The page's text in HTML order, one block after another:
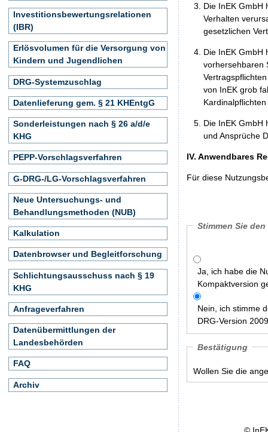
Die InEK GmbH
Verhalten
gesetzlichen
Die InEK GmbH
vorhersehbaren
von InEK grob
Die InEK GmbH
und Ansprüche
IV. Anwendbares
Für diese
Stimmen Sie
Ja, ich habe die
Kompaktversion
Nein, ich stimme
DRG-Version
Bestätigung
Wollen Sie die
Investitionsbewertungsrelationen
(IBR)
Erlösvolumen für die Versorgung von
Kindern und Jugendlichen
DRG-Systemzuschlag
Datenlieferung gem. § 21 KHEntgG
Sonderleistungen nach § 26 a/d/e
KHG
PEPP-Vorschlagsverfahren
G-DRG-/LG-Vorschlagsverfahren
Neue Untersuchungs- und
Behandlungsmethoden (NUB)
Kalkulation
Datenbrowser und Begleitforschung
Schlichtungsausschuss nach § 19
KHG
Anfrageverfahren
Datenübermittlungen der
Landesbehörden
FAQ
Archiv